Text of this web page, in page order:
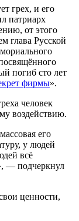
грех, и его
патриарх
от этого
глава Русской
погиб сто лет
фирмы».
человек
воздействию.
его
у людей
всё
— подчеркнул
ценности,